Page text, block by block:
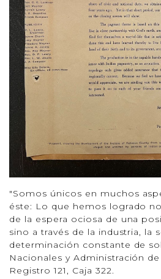
"Somos únicos en muchos
éste: Lo que hemos logrado
de la espera ociosa de una
sino a través de la industria, la
determinación constante de
Nacionales y Administración
Registro 121, Caja 322.